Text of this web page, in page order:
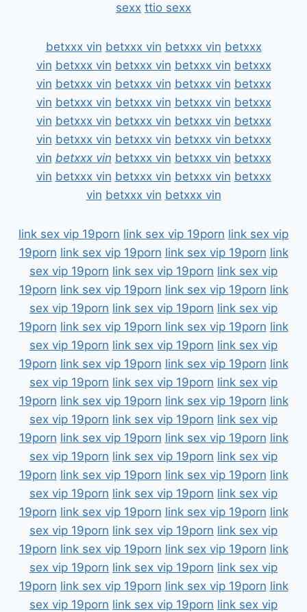
sexx ttio sexx
betxxx vin betxxx vin betxxx vin betxxx
vin betxxx vin betxxx vin betxxx vin betxxx
vin betxxx vin betxxx vin betxxx vin betxxx
vin betxxx vin betxxx vin betxxx vin betxxx
vin betxxx vin betxxx vin betxxx vin betxxx
vin betxxx vin betxxx vin betxxx vin betxxx
vin betxxx vin betxxx vin betxxx vin betxxx
vin betxxx vin betxxx vin betxxx vin betxxx
vin betxxx vin betxxx vin
link sex vip 19porn link sex vip 19porn link sex vip
19porn link sex vip 19porn link sex vip 19porn link
sex vip 19porn link sex vip 19porn link sex vip
19porn link sex vip 19porn link sex vip 19porn link
sex vip 19porn link sex vip 19porn link sex vip
19porn link sex vip 19porn link sex vip 19porn link
sex vip 19porn link sex vip 19porn link sex vip
19porn link sex vip 19porn link sex vip 19porn link
sex vip 19porn link sex vip 19porn link sex vip
19porn link sex vip 19porn link sex vip 19porn link
sex vip 19porn link sex vip 19porn link sex vip
19porn link sex vip 19porn link sex vip 19porn link
sex vip 19porn link sex vip 19porn link sex vip
19porn link sex vip 19porn link sex vip 19porn link
sex vip 19porn link sex vip 19porn link sex vip
19porn link sex vip 19porn link sex vip 19porn link
sex vip 19porn link sex vip 19porn link sex vip
19porn link sex vip 19porn link sex vip 19porn link
sex vip 19porn link sex vip 19porn link sex vip
19porn link sex vip 19porn link sex vip 19porn link
sex vip 19porn link sex vip 19porn link sex vip